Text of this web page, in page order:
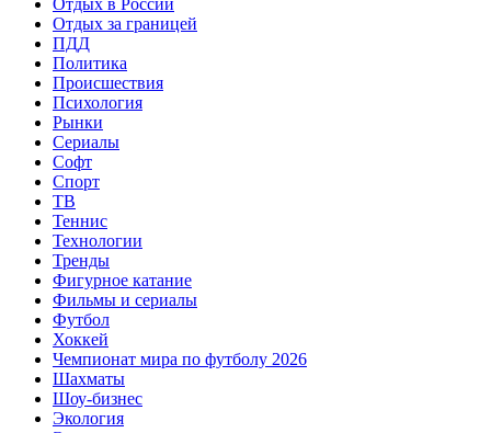
Отдых за границей
ПДД
Политика
Происшествия
Психология
Рынки
Сериалы
Софт
Спорт
ТВ
Теннис
Технологии
Тренды
Фигурное катание
Фильмы и сериалы
Футбол
Хоккей
Чемпионат мира по футболу 2026
Шахматы
Шоу-бизнес
Экология